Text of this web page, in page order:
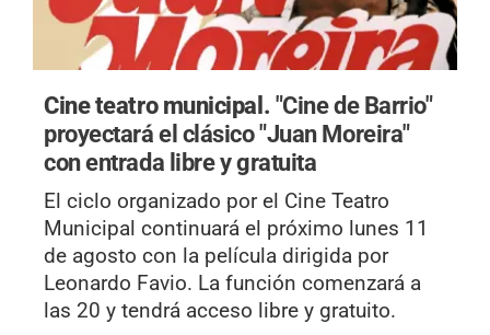
Cine teatro municipal. "Cine de Barrio"
proyectará el clásico "Juan Moreira"
con entrada libre y gratuita
El ciclo organizado por el Cine Teatro
Municipal continuará el próximo lunes 11
de agosto con la película dirigida por
Leonardo Favio. La función comenzará a
las 20 y tendrá acceso libre y gratuito.